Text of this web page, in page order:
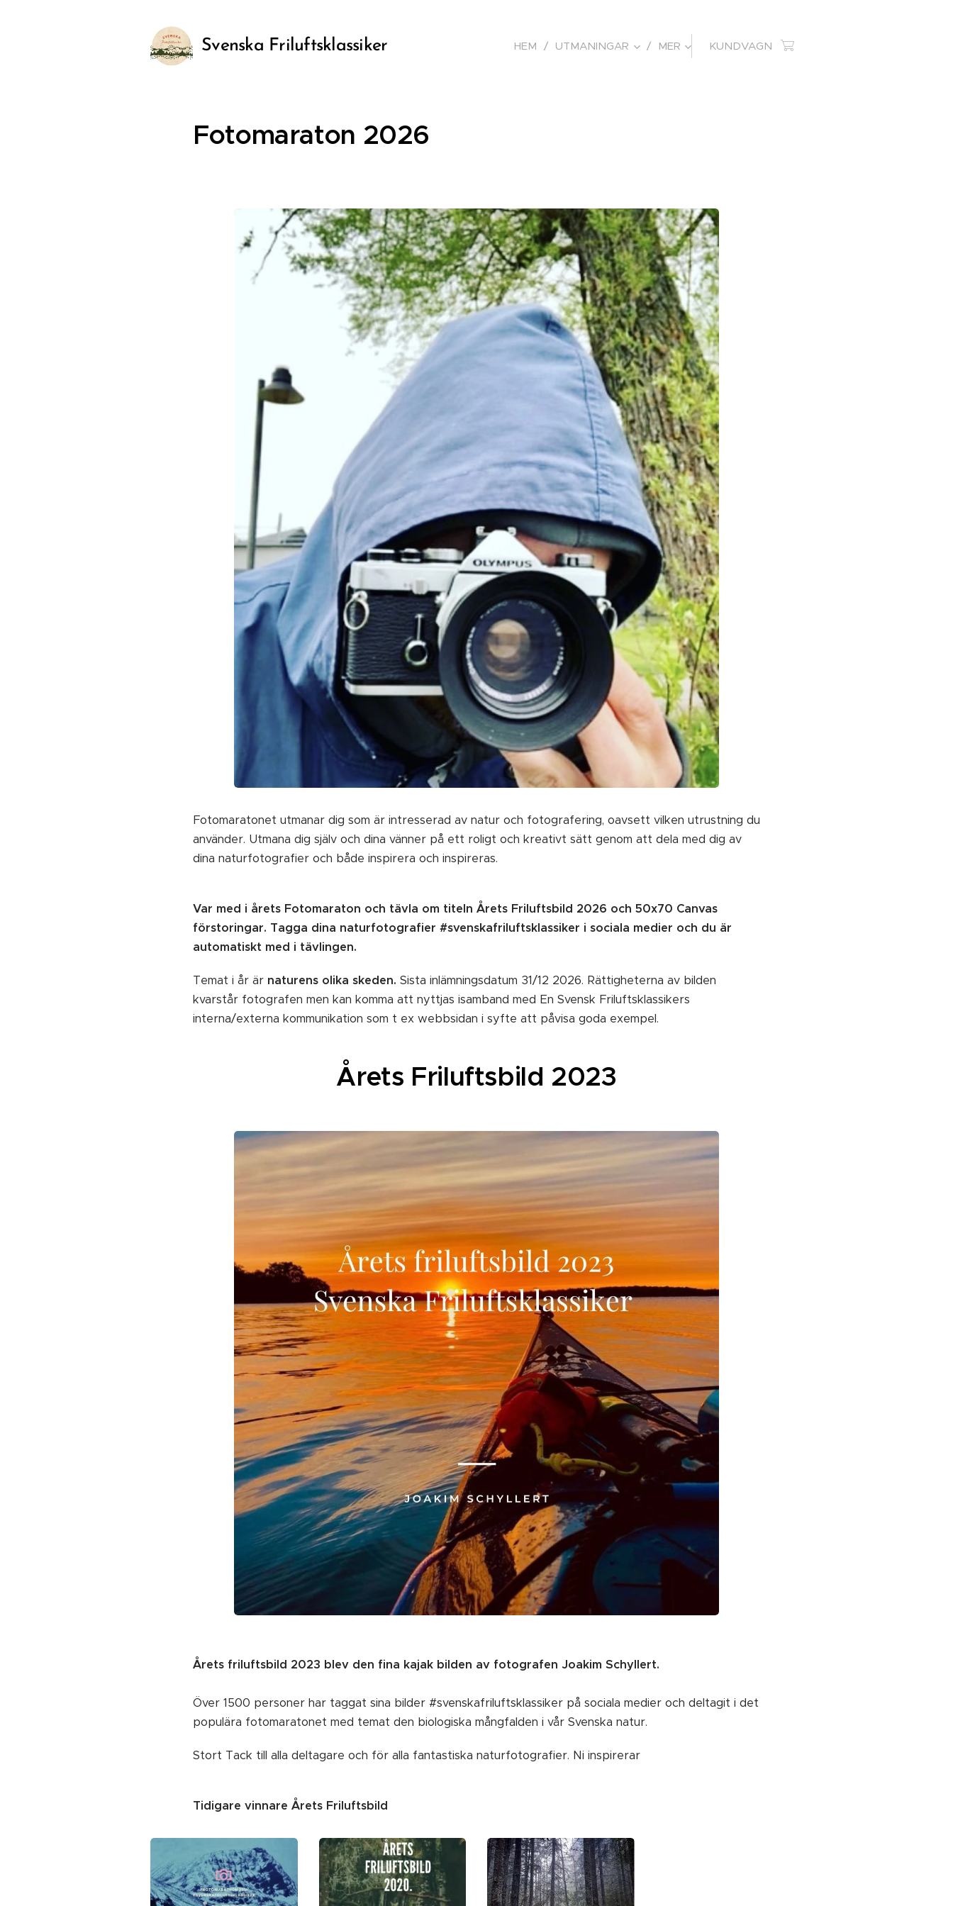
Svenska Friluftsklassiker HEM UTMANINGAR MER KUNDVAGN
Fotomaraton 2026
Fotomaratonet utmanar dig som är intresserad av natur och fotografering, oavsett vilken utrustning du
använder. Utmana dig själv och dina vänner på ett roligt och kreativt sätt genom att dela med dig av
dina naturfotografier och både inspirera och inspireras.
Var med i årets Fotomaraton och tävla om titeln Årets Friluftsbild 2026 och 50x70 Canvas
förstoringar. Tagga dina naturfotografier #svenskafriluftsklassiker i sociala medier och du är
automatiskt med i tävlingen.
Temat i år är naturens olika skeden. Sista inlämningsdatum 31/12 2026. Rättigheterna av bilden
kvarstår fotografen men kan komma att nyttjas isamband med En Svensk Friluftsklassikers
interna/externa kommunikation som t ex webbsidan i syfte att påvisa goda exempel.
Årets Friluftsbild 2023
Årets friluftsbild 2023 blev den fina kajak bilden av fotografen Joakim Schyllert.
Över 1500 personer har taggat sina bilder #svenskafriluftsklassiker på sociala medier och deltagit i det
populära fotomaratonet med temat den biologiska mångfalden i vår Svenska natur.
Stort Tack till alla deltagare och för alla fantastiska naturfotografier. Ni inspirerar 📸
Tidigare vinnare Årets Friluftsbild